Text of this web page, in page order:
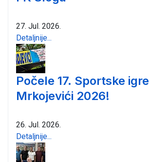
27. Jul. 2026.
Detaljnije...
Počele 17. Sportske igre
Mrkojevići 2026!
26. Jul. 2026.
Detaljnije...